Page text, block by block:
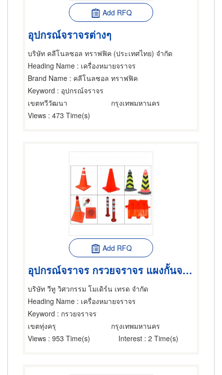
Add RFQ
อุปกรณ์จราจรต่างๆ
บริษัท คลีโนลซอล ทราฟฟิค (ประเทศไทย) จำกัด
Heading Name : เครื่องหมายจราจร
Brand Name : คลีโนลซอล ทราฟฟิค
Keyword : อุปกรณ์จราจร
เขตทวีวัฒนา
กรุงเทพมหานคร
Views : 473 Time(s)
Add RFQ
อุปกรณ์จราจร กรวยจราจร แผงกั้นจราจร
บริษัท วีทู วิศวกรรม โมเดิร์น เทรด จำกัด
Heading Name : เครื่องหมายจราจร
Keyword : กรวยจราจร
เขตทุ่งครุ
กรุงเทพมหานคร
Views : 953 Time(s) Interest : 2 Time(s)